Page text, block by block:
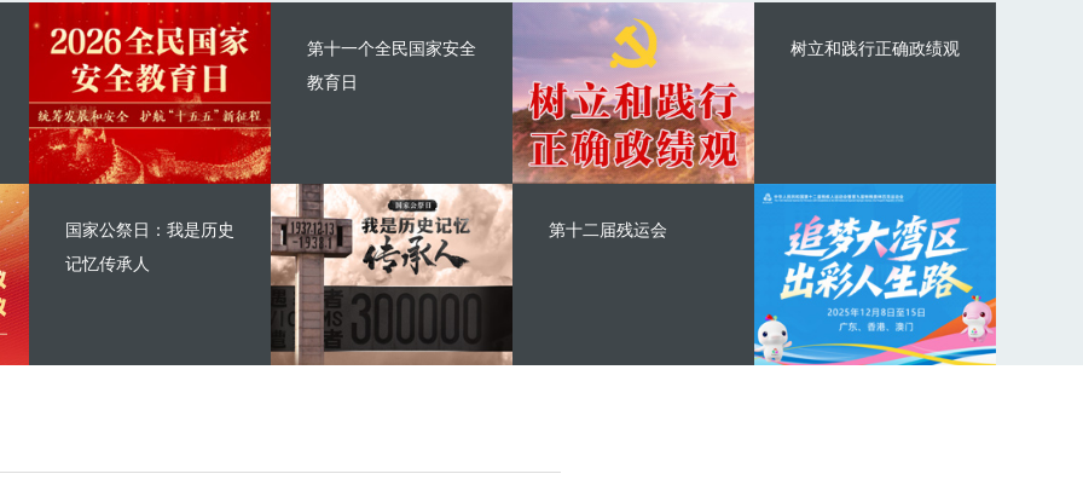
第十一个全民国家安全
教育日
国家公祭日：我是历史
记忆传承人
树立和践行正确政绩观
第十二届残运会